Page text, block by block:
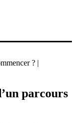
? |
parcours